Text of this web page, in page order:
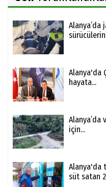
Alanya'da
hayata...
Alanya’da
için...
Alanya'da
süt satan